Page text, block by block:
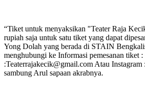
“Tiket untuk menyaksikan "Teater Raja
rupiah saja untuk satu tiket yang dapat
Yong Dolah yang berada di STAIN
menghubungi ke Informasi pemesanan tiket
:Teaterrajakecik@gmail.com Atau Instagram
sambung Arul sapaan akrabnya.